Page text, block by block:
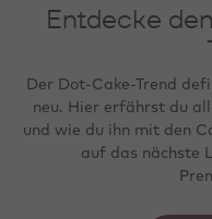
Entdecke
Der Dot-Cake-Trend
neu. Hier erfährst du
und wie du ihn mit den
auf das nächste